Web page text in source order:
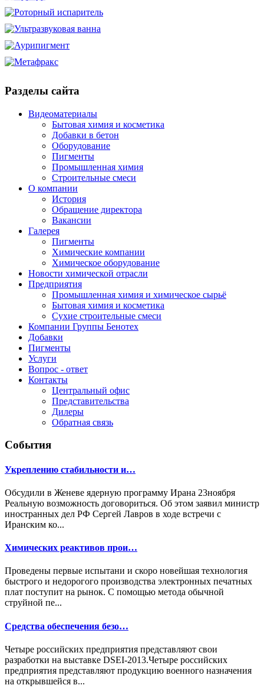
Разделы сайта
Видеоматериалы
Бытовая химия и косметика
Добавки в бетон
Оборудование
Пигменты
Промышленная химия
Строительные смеси
О компании
История
Обращение директора
Вакансии
Галерея
Пигменты
Химические компании
Химическое оборудование
Новости химической отрасли
Предприятия
Промышленная химия и химическое сырьё
Бытовая химия и косметика
Сухие строительные смеси
Компании Группы Бенотех
Добавки
Пигменты
Услуги
Вопрос - ответ
Контакты
Центральный офис
Представительства
Дилеры
Обратная связь
События
Укреплению стабильности и…
Обсудили в Женеве ядерную программу Ирана 23ноября
Реальную возможность договориться. Об этом заявил министр
иностранных дел РФ Сергей Лавров в ходе встречи с
Иранским ко...
Химических реактивов прои…
Проведены первые испытани и скоро новейшая технология
быстрого и недорогого производства электронных печатных
плат поступит на рынок. С помощью метода обычной
струйной пе...
Средства обеспечения безо…
Четыре российских предприятия представляют свои
разработки на выставке DSEI-2013.Четыре российских
предприятия представляют продукцию военного назначения
на открывшейся в...